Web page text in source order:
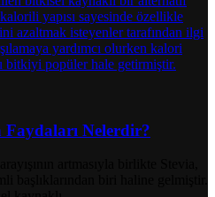
Faydaları Nelerdir?